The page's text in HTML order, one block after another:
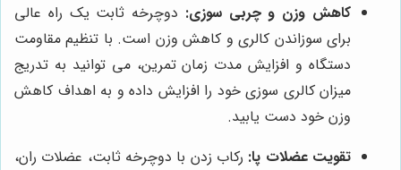
کاهش وزن و چربی سوزی: دوچرخه ثابت یک راه عالی
برای سوزاندن کالری و کاهش وزن است. با تنظیم مقاومت
دستگاه و افزایش مدت زمان تمرین، می توانید به تدریج
میزان کالری سوزی خود را افزایش داده و به اهداف کاهش
وزن خود دست یابید.
تقویت عضلات پا: رکاب زدن با دوچرخه ثابت، عضلات ران،